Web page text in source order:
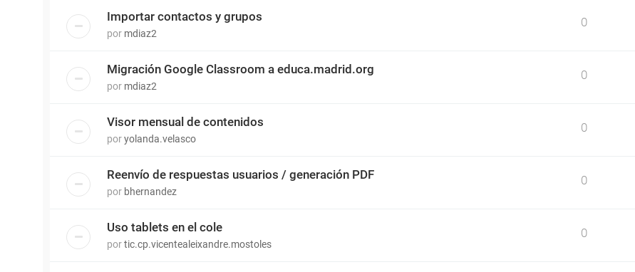
Importar contactos y grupos
por mdiaz2
0
Migración Google Classroom a educa.madrid.org
por mdiaz2
0
Visor mensual de contenidos
poryolanda.velasco
0
Reenvío de respuestas usuarios / generación PDF
por bhernandez
0
Uso tablets en el cole
portic.cp.vicentealeixandre.mostoles
0